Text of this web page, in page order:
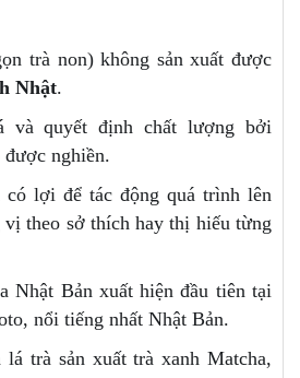
trà non) không sản xuất được
Nhật.
và quyết định chất lượng bởi
nghiền.
có lợi để tác động quá trình lên
theo sở thích hay thị hiếu từng
Nhật Bản xuất hiện đầu tiên tại
nổi tiếng nhất Nhật Bản.
trà sản xuất trà xanh Matcha,